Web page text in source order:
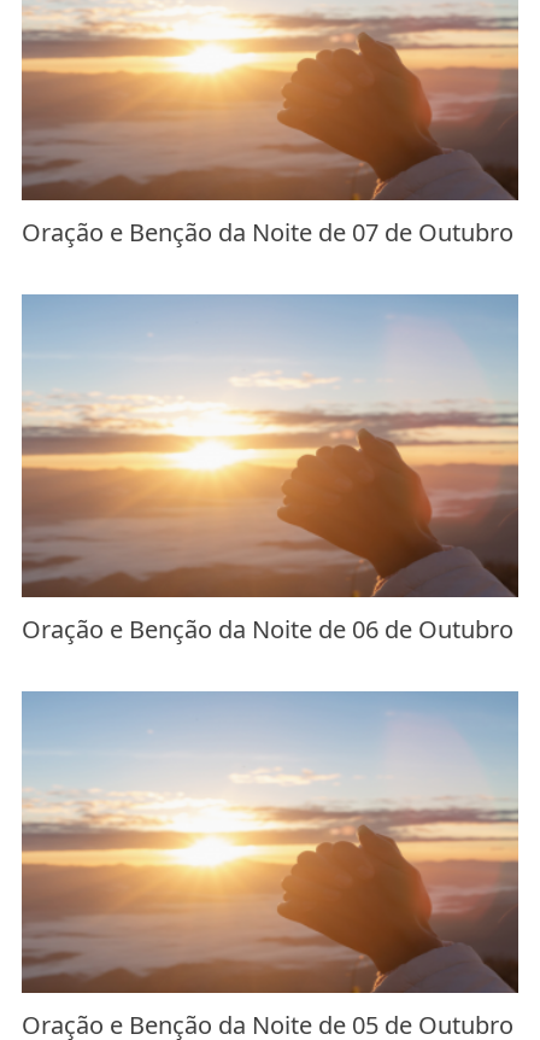
Oração e Benção da Noite de 07 de Outubro
Oração e Benção da Noite de 06 de Outubro
Oração e Benção da Noite de 05 de Outubro